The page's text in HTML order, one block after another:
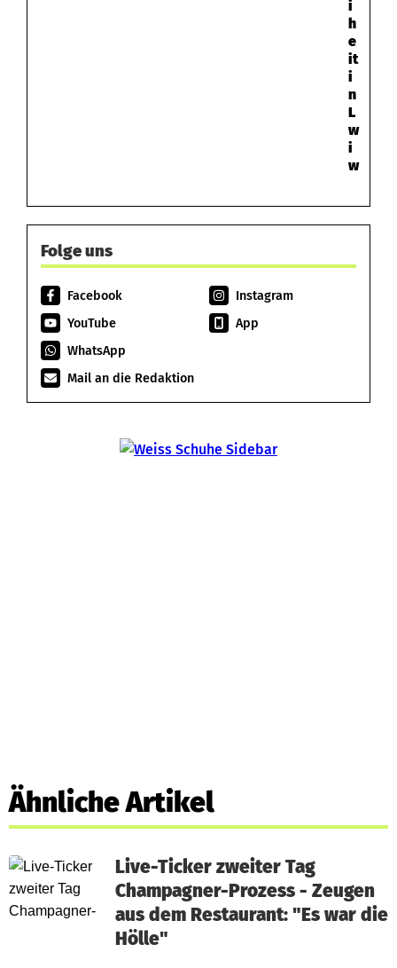
i
h
e
it
i
n
L
w
i
w
Folge uns
Facebook
Instagram
YouTube
App
WhatsApp
Mail an die Redaktion
Ähnliche Artikel
Live-Ticker zweiter Tag
Champagner-Prozess - Zeugen
aus dem Restaurant: "Es war die
Hölle"